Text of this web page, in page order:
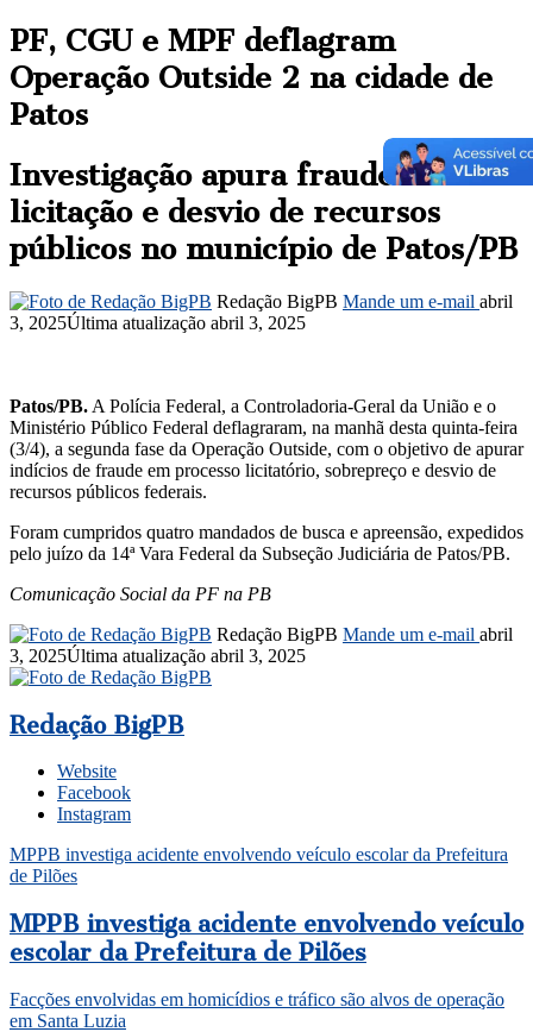
PF, CGU e MPF deflagram
Operação Outside 2 na cidade de
Patos
Investigação apura fraude em
licitação e desvio de recursos
públicos no município de Patos/PB
Redação BigPB Mande um e-mail abril
3, 2025Última atualização abril 3, 2025
Patos/PB. A Polícia Federal, a Controladoria-Geral da União e o
Ministério Público Federal deflagraram, na manhã desta quinta-feira
(3/4), a segunda fase da Operação Outside, com o objetivo de apurar
indícios de fraude em processo licitatório, sobrepreço e desvio de
recursos públicos federais.
Foram cumpridos quatro mandados de busca e apreensão, expedidos
pelo juízo da 14ª Vara Federal da Subseção Judiciária de Patos/PB.
Comunicação Social da PF na PB
Redação BigPB Mande um e-mail abril
3, 2025Última atualização abril 3, 2025
Redação BigPB
Website
Facebook
Instagram
MPPB investiga acidente envolvendo veículo escolar da Prefeitura
de Pilões
MPPB investiga acidente envolvendo veículo
escolar da Prefeitura de Pilões
Facções envolvidas em homicídios e tráfico são alvos de operação
em Santa Luzia